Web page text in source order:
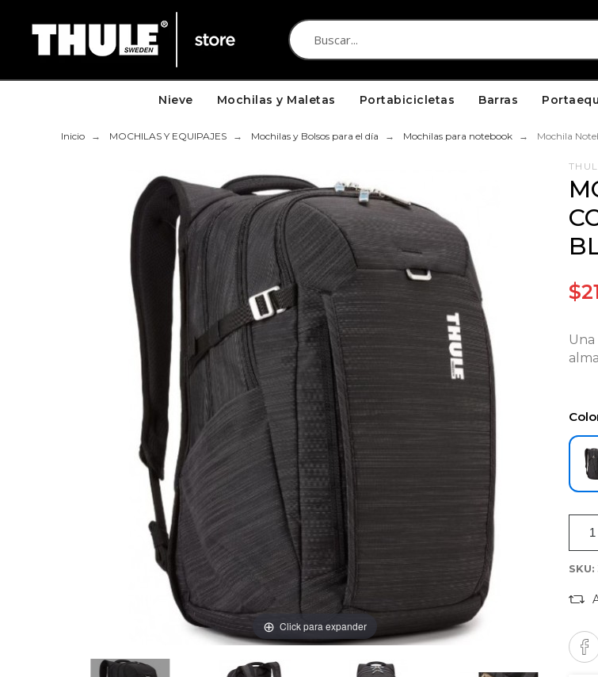
Nieve Mochilas y Maletas Portabicicletas Barras
Inicio MOCHILAS Y EQUIPAJES Mochilas y Bolsos para el día Mochilas para notebook Mochila
Click para expander
SKU: